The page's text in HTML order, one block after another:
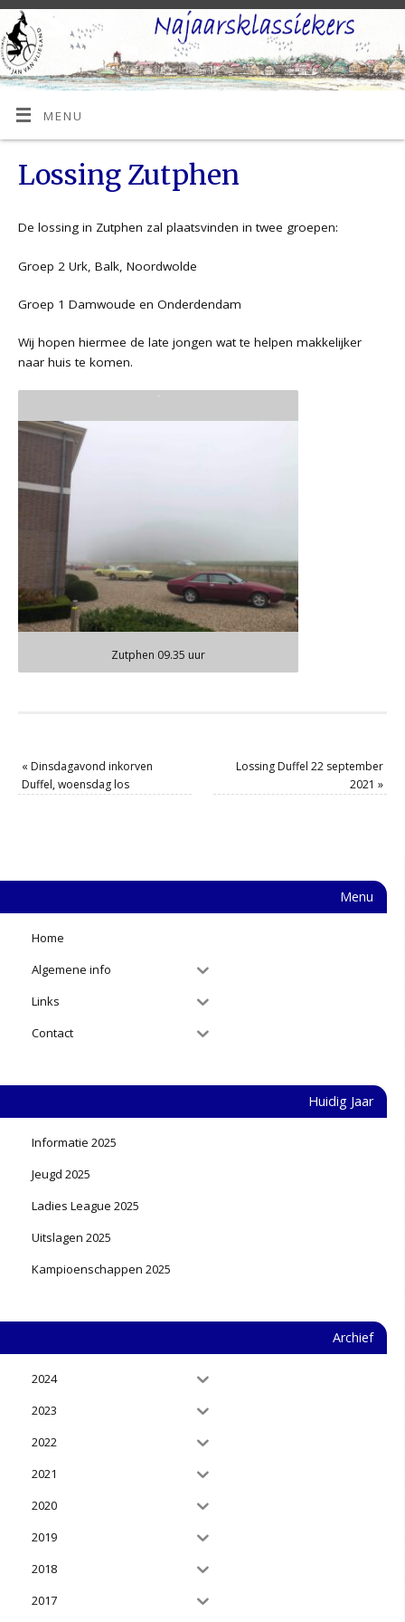
MENU
Lossing Zutphen
De lossing in Zutphen zal plaatsvinden in twee groepen:
Groep 2 Urk, Balk, Noordwolde
Groep 1 Damwoude en Onderdendam
Wij hopen hiermee de late jongen wat te helpen makkelijker
naar huis te komen.
Zutphen 09.35 uur
« Dinsdagavond inkorven
Duffel, woensdag los
Lossing Duffel 22 september
2021 »
Menu
Home
Algemene info
Links
Contact
Huidig Jaar
Informatie 2025
Jeugd 2025
Ladies League 2025
Uitslagen 2025
Kampioenschappen 2025
Archief
2024
2023
2022
2021
2020
2019
2018
2017